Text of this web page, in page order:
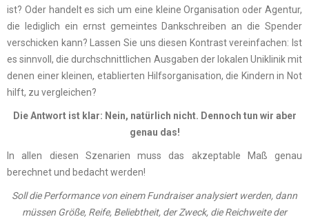
ist? Oder handelt es sich um eine kleine Organisation oder Agentur,
die lediglich ein ernst gemeintes Dankschreiben an die Spender
verschicken kann? Lassen Sie uns diesen Kontrast vereinfachen: Ist
es sinnvoll, die durchschnittlichen Ausgaben der lokalen Uniklinik mit
denen einer kleinen, etablierten Hilfsorganisation, die Kindern in Not
hilft, zu vergleichen?
Die Antwort ist klar: Nein, natürlich nicht. Dennoch tun wir aber
genau das!
In allen diesen Szenarien muss das akzeptable Maß genau
berechnet und bedacht werden!
Soll die Performance von einem Fundraiser analysiert werden, dann
müssen Größe, Reife, Beliebtheit, der Zweck, die Reichweite der